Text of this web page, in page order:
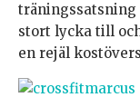
träningssatsning
stort lycka till
en rejäl